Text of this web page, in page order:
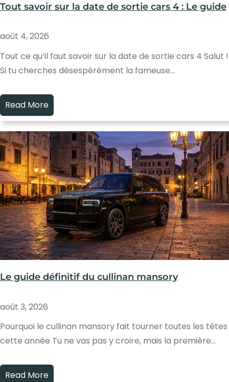
Tout savoir sur la date de sortie cars 4 : Le guide
août 4, 2026
Tout ce qu’il faut savoir sur la date de sortie cars 4 Salut !
Si tu cherches désespérément la fameuse…
Read More
Le guide définitif du cullinan mansory
août 3, 2026
Pourquoi le cullinan mansory fait tourner toutes les têtes
cette année Tu ne vas pas y croire, mais la première…
Read More